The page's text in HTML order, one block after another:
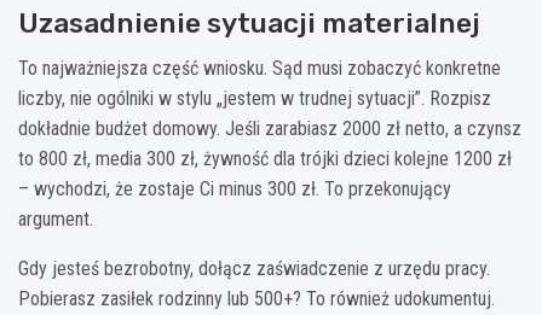
Uzasadnienie sytuacji materialnej
To najważniejsza część wniosku. Sąd musi zobaczyć konkretne
liczby, nie ogólniki w stylu „jestem w trudnej sytuacji”. Rozpisz
dokładnie budżet domowy. Jeśli zarabiasz 2000 zł netto, a czynsz
to 800 zł, media 300 zł, żywność dla trójki dzieci kolejne 1200 zł
– wychodzi, że zostaje Ci minus 300 zł. To przekonujący
argument.
Gdy jesteś bezrobotny, dołącz zaświadczenie z urzędu pracy.
Pobierasz zasiłek rodzinny lub 500+? To również udokumentuj.